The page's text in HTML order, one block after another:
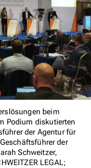
beim
Podium diskutierten
der Agentur für
der
Schweitzer,
LEGAL;